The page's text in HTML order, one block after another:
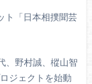
ト「日本相撲聞芸
、野村誠、樅山智
ジェクトを始動